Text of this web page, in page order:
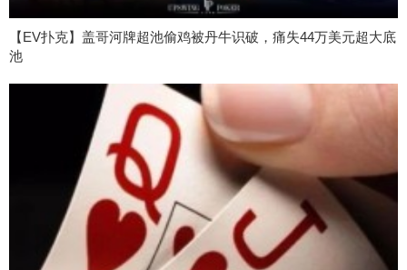
【EV扑克】盖哥河牌超池偷鸡被丹牛识破，痛失44万美元超大底
池